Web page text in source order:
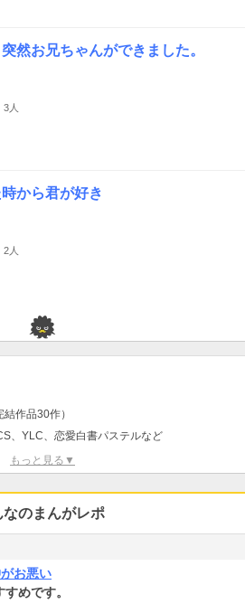
然お兄ちゃんができました。
人
から君が好き
2人
作品30作）
、YLC、恋愛白書パステルなど
もっと見る▼
のまんがレポ
お悪い
すめです。